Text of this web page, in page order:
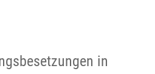
in